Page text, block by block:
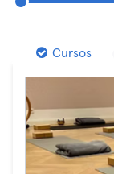
Cursos